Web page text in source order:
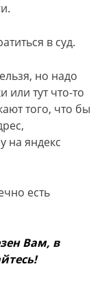
в суд.
но надо
тут что-то
того, что бы
на яндекс
есть
Вам, в